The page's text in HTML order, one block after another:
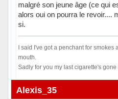
malgré son jeune âge (ce qui
alors oui on pourra le revoir....
si.
I said I've got a penchant for
mouth.
Sadly for you my last cigarette's gone
Hors ligne
Alexis_35